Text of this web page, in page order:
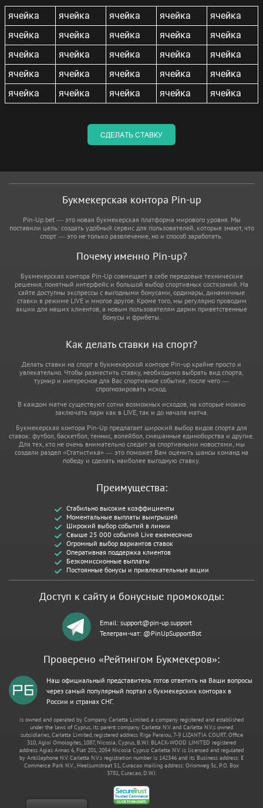
ячейка ячейка ячейка ячейка
ячейка
ячейка
ячейка ячейка ячейка
ячейка
ячейка
ячейка ячейка ячейка
ячейка
ячейка
ячейка ячейка ячейка
ячейка
ячейка
ячейка ячейка ячейка ячейка
СДЕЛАТЬ СТАВКУ
Букмекерская контора Pin-up
Pin-Up.bet — это новая букмекерская платформа мирового уровня. Мы
поставили цель: создать удобный сервис для пользователей, которые знают, что
спорт — это не только развлечение, но и способ заработать.
Почему именно Pin-up?
Букмекерская контора Pin-Up совмещает в себе передовые технические
решения, понятный интерфейс и большой выбор спортивных состязаний. На
сайте доступны экспрессы с выгодными бонусами, ординары, динамичные
ставки в режиме LIVE и многое другое. Кроме того, мы регулярно проводим
акции для наших клиентов, а новым пользователям дарим приветственные
бонусы и фрибеты.
Как делать ставки на спорт?
Делать ставки на спорт в букмекерской конторе Pin-up крайне просто и
увлекательно. Чтобы разместить ставку, необходимо выбрать вид спорта,
турнир и интересное для Вас спортивное событие, после чего —
спрогнозировать исход.
В каждом матче существуют сотни возможных исходов, на которые можно
заключать пари как в LIVE, так и до начала матча.
Букмекерская контора Pin-Up предлагает широкий выбор видов спорта для
ставок: футбол, баскетбол, теннис, волейбол, смешанные единоборства и другие.
Для тех, кто не очень внимательно следит за спортивными новостями, мы
создали раздел «Статистика» — это поможет Вам оценить шансы команд на
победу и сделать наиболее выгодную ставку.
Преимущества:
Стабильно высокие коэффициенты
Моментальные выплаты выигрышей
Широкий выбор событий в линии
Свыше 25 000 событий Live ежемесячно
Огромный выбор вариантов ставок
Оперативная поддержка клиентов
Безкомиссионные выплаты
Постоянные бонусы и привлекательные акции
Доступ к сайту и бонусные промокоды:
Email: support@pin-up.support
Телеграм-чат: @PinUpSupportBot
Проверено «Рейтингом Букмекеров»:
Наш официальный представитель готов ответить на Ваши вопросы
через самый популярный портал о букмекерских конторах в
России и странах СНГ.
is owned and operated by Company Carletta Limited, a company registered and established
under the laws of Cyprus, its parent company Carletta N.V. and Carletta N.V.s owned
subsidiaries, Carletta Limited, registered address Riga Feraiou, 7-9 LIZANTIA COURT, Office
310, Agioi Omologites, 1087, Nicosia, Cyprus, B.W.I. BLACK-WOOD LIMITED registered
address Agias Annas 6, Flat 201, 2054 Nicosia Cyprus Carletta N.V. is licensed and regulated
by Antillephone N.V. Carletta N.V.s registration number is 142346 and its Business address: E
Commerce Park N.V., Heelsumstraat 51, Curacao mailing address: Orionweg 5c, P.O. Box
3781, Curacao, D.W.I.